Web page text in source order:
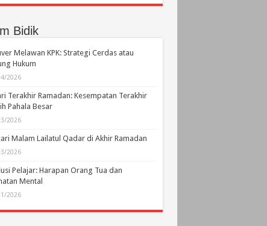
Bidik
Melawan KPK: Strategi Cerdas atau
Hukum
2026
Terakhir Ramadan: Kesempatan Terakhir
Pahala Besar
2026
Malam Lailatul Qadar di Akhir Ramadan
2026
Pelajar: Harapan Orang Tua dan
Mental
2026